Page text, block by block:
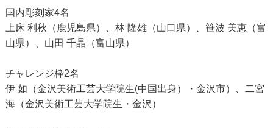
国内彫刻家4名
上床 利秋（鹿児島県）、林 隆雄（山口県）、笹波 美恵（富
山県）、山田 千晶（富山県）
チャレンジ枠2名
伊 如（金沢美術工芸大学院生(中国出身）・金沢市）、二宮
海（金沢美術工芸大学院生・金沢）